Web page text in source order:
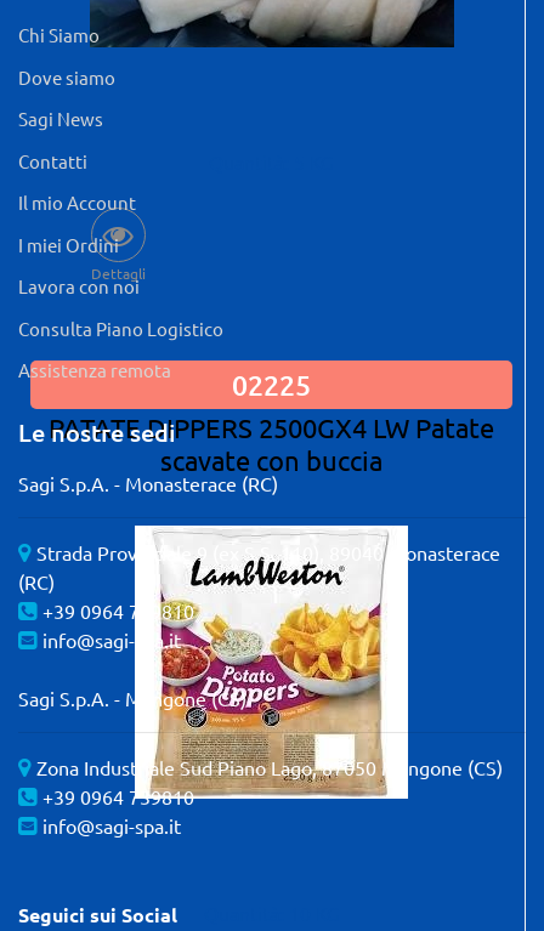
Dettagli
02225
PATATE DIPPERS 2500GX4 LW Patate
scavate con buccia
Chi Siamo
Dove siamo
Sagi News
Contatti
Il mio Account
I miei Ordini
Lavora con noi
Consulta Piano Logistico
Assistenza remota
Le nostre sedi
Sagi S.p.A. - Monasterace (RC)
Strada Provinciale 9 (ex S.S. 110), 89040 Monasterace
(RC)
+39 0964 739810
info@sagi-spa.it
Sagi S.p.A. - Mangone (CS)
Zona Industriale Sud Piano Lago, 87050 Mangone (CS)
+39 0964 739810
info@sagi-spa.it
Seguici sui Social